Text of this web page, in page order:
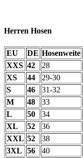
Herren Hosen
EU DE Hosenweite
XXS 42 28
XS
44 29-30
S
46 31-32
M
48 33
L
50 34
XL
52 36
XXL 52 38
3XL
56 40